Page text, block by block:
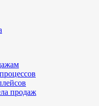
продаж